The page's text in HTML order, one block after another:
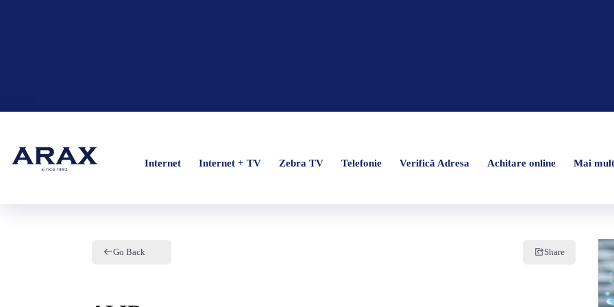
Internet Internet + TV Zebra TV Telefonie Verifică Adresa Achitare online Mai
Internet Internet + TV Zebra TV Telefonie Verifică Adresa Achitare online Mai
Go Back Share